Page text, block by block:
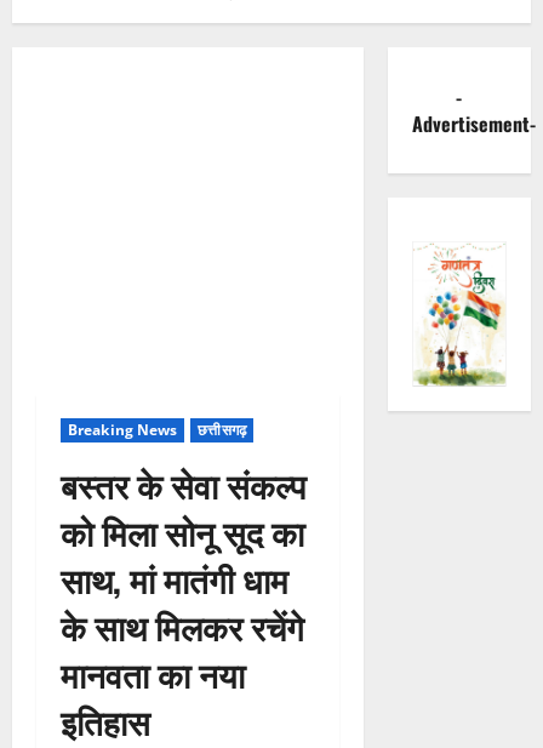
Breaking News छत्तीसगढ़
बस्तर के सेवा संकल्प
को मिला सोनू सूद का
साथ, मां मातंगी धाम
के साथ मिलकर रचेंगे
मानवता का नया
इतिहास
-
Advertisement-